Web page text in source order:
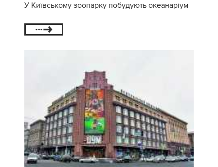
У Київському зоопарку побудують океанаріум